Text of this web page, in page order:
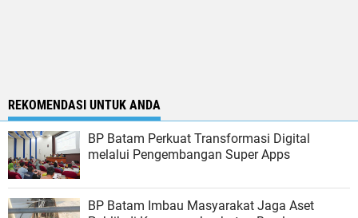
REKOMENDASI UNTUK ANDA
BP Batam Perkuat Transformasi Digital
melalui Pengembangan Super Apps
BP Batam Imbau Masyarakat Jaga Aset